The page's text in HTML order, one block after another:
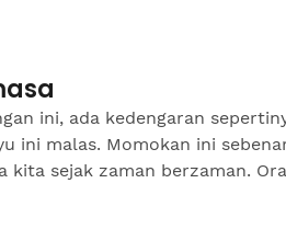
ini, ada kedengaran
ini malas. Momokan ini
kita sejak zaman berzaman.